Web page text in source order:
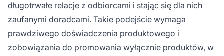
długotrwałe relacje z odbiorcami i stając się dla nich
zaufanymi doradcami. Takie podejście wymaga
prawdziwego doświadczenia produktowego i
zobowiązania do promowania wyłącznie produktów, w